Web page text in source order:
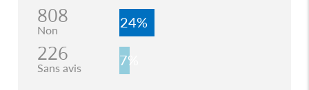
808
Non 24%
226
Sans avis 7%